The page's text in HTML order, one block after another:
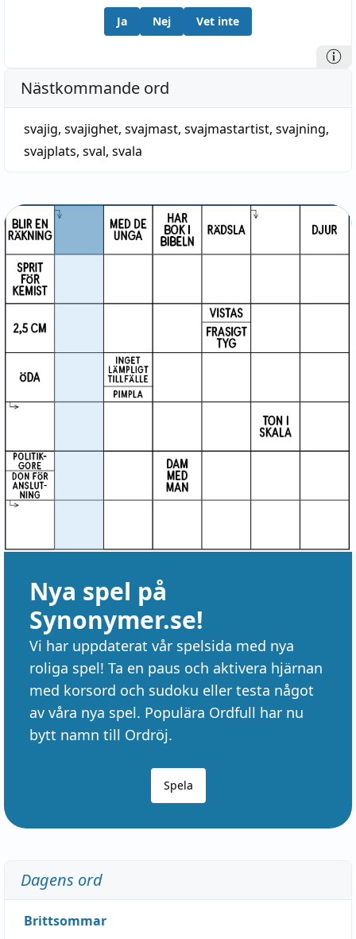
Ja Nej Vet inte
Nästkommande ord
svajig, svajighet, svajmast, svajmastartist, svajning,
svajplats, sval, svala
Nya spel på
Synonymer.se!
Vi har uppdaterat vår spelsida med nya
roliga spel! Ta en paus och aktivera hjärnan
med korsord och sudoku eller testa något
av våra nya spel. Populära Ordfull har nu
bytt namn till Ordröj.
Spela
Dagens ord
Brittsommar